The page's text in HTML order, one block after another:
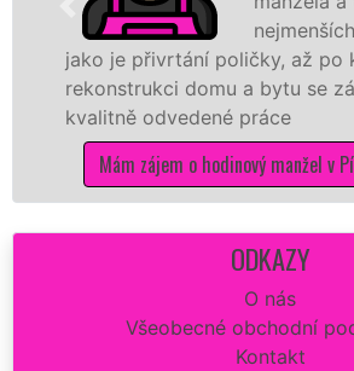
nejmenších drobností
je přivrtání poličky, až po komplexní
domu a bytu se zárukou
odvedené práce
Mám zájem o hodinový manžel v Pískové Lhotě
ODKAZY
O nás